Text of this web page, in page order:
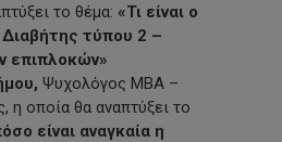
το θέμα: «Τι είναι ο
τύπου 2 –
επιπλοκών»
Ψυχολόγος MBA –
η οποία θα αναπτύξει το
είναι αναγκαία η